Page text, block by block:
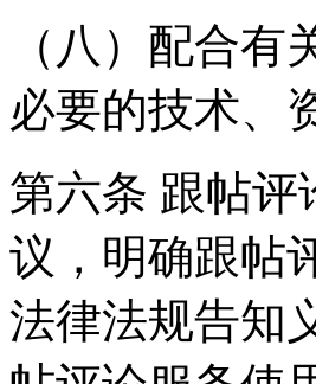
（八）配合
必要的技术、
第六条 跟帖
议，明确跟帖
法律法规告知